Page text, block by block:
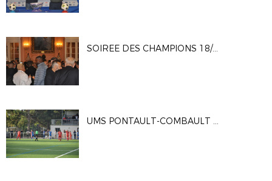
SOIREE DES CHAMPIONS 18/10/23
UMS PONTAULT-COMBAULT - ENTENTE FOOTBALL PAYS DE FONTAINEBLEAU